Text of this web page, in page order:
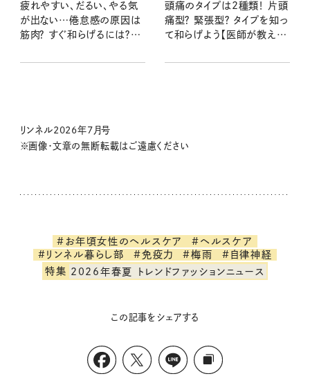
疲れやすい、だるい、やる気
が出ない…倦怠感の原因は
筋肉？ すぐ和らげるには？
え方】
頭痛のタイプは2種類！ 片頭
痛型？ 緊張型？ タイプを知っ
て和らげよう【医師が教える
リンネル2026年7月号
※画像・文章の無断転載はご遠慮ください
#お年頃女性のヘルスケア
#ヘルスケア
#リンネル暮らし部
#免疫力 #梅雨
#自律神経
特集 2026年春夏 トレンドファッションニュース
この記事をシェアする